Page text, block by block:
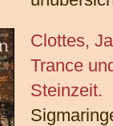
Clottes,
Trance
Steinzeit.